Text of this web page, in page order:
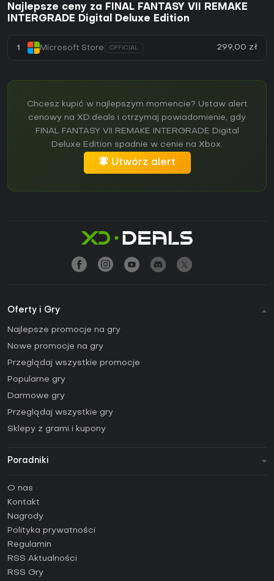
Najlepsze ceny za FINAL FANTASY VII REMAKE
INTERGRADE Digital Deluxe Edition
1 Microsoft Store OFFICIAL 299,00 zł
Chcesz kupić w najlepszym momencie? Ustaw alert
cenowy na XD.deals i otrzymaj powiadomienie, gdy
FINAL FANTASY VII REMAKE INTERGRADE Digital
Deluxe Edition spadnie w cenie na Xbox.
Utwórz alert
Oferty i Gry
Najlepsze promocje na gry
Nowe promocje na gry
Przeglądaj wszystkie promocje
Popularne gry
Darmowe gry
Przeglądaj wszystkie gry
Sklepy z grami i kupony
Poradniki
Poradniki
Jak aktywować klucz Steam (CD Key)?
Jak aktywować klucz Epic Games (CD Key)?
Jak aktywować klucz GOG (CD Key)?
Jak aktywować klucz Ubisoft Connect (CD Key)?
O nas
Kontakt
Nagrody
Polityka prywatności
Regulamin
RSS Aktualności
RSS Gry